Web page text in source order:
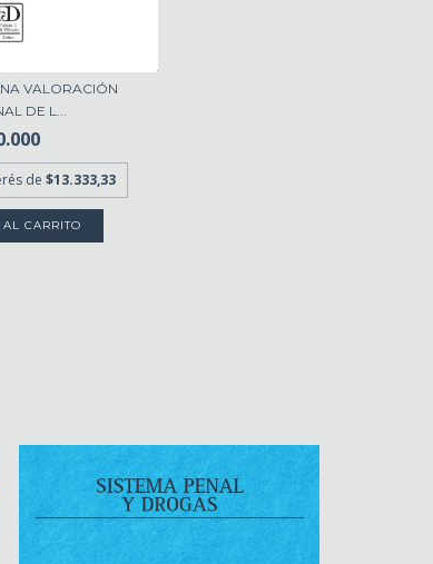
VALORACIÓN
DE L...
de $13.333,33